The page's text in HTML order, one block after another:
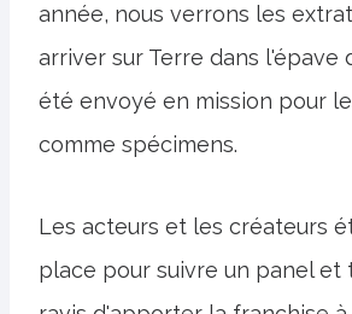
année, nous verrons les
arriver sur Terre dans l'épave
été envoyé en mission pour
comme spécimens.
Les acteurs et les créateurs
place pour suivre un panel et